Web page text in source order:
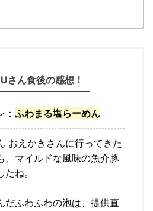
さん食後の感想！
ふわまる塩らーめん
おえかきさんに行ってきた
、マイルドな風味の魚介豚
ね。
だふわふわの泡は、提供直